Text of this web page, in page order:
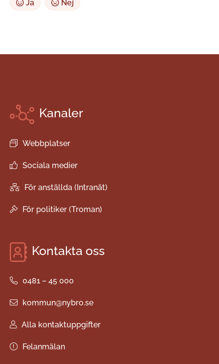
Ja Nej
Kanaler
Webbplatser
Sociala medier
För anställda (Intranät)
För politiker (Troman)
Kontakta oss
0481 – 45 000
kommun@nybro.se
Alla kontaktuppgifter
Felanmälan